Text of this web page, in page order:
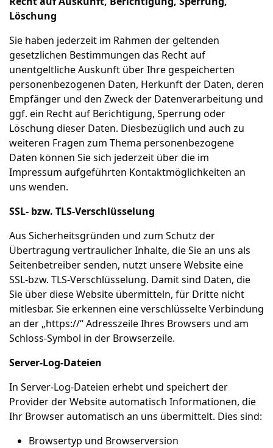
Löschung
Sie haben jederzeit im Rahmen der geltenden
gesetzlichen Bestimmungen das Recht auf
unentgeltliche Auskunft über Ihre gespeicherten
personenbezogenen Daten, Herkunft der Daten, deren
Empfänger und den Zweck der Datenverarbeitung und
ggf. ein Recht auf Berichtigung, Sperrung oder
Löschung dieser Daten. Diesbezüglich und auch zu
weiteren Fragen zum Thema personenbezogene
Daten können Sie sich jederzeit über die im
Impressum aufgeführten Kontaktmöglichkeiten an
uns wenden.
SSL- bzw. TLS-Verschlüsselung
Aus Sicherheitsgründen und zum Schutz der
Übertragung vertraulicher Inhalte, die Sie an uns als
Seitenbetreiber senden, nutzt unsere Website eine
SSL-bzw. TLS-Verschlüsselung. Damit sind Daten, die
Sie über diese Website übermitteln, für Dritte nicht
mitlesbar. Sie erkennen eine verschlüsselte Verbindung
an der „https://“ Adresszeile Ihres Browsers und am
Schloss-Symbol in der Browserzeile.
Server-Log-Dateien
In Server-Log-Dateien erhebt und speichert der
Provider der Website automatisch Informationen, die
Ihr Browser automatisch an uns übermittelt. Dies sind:
Browsertyp und Browserversion